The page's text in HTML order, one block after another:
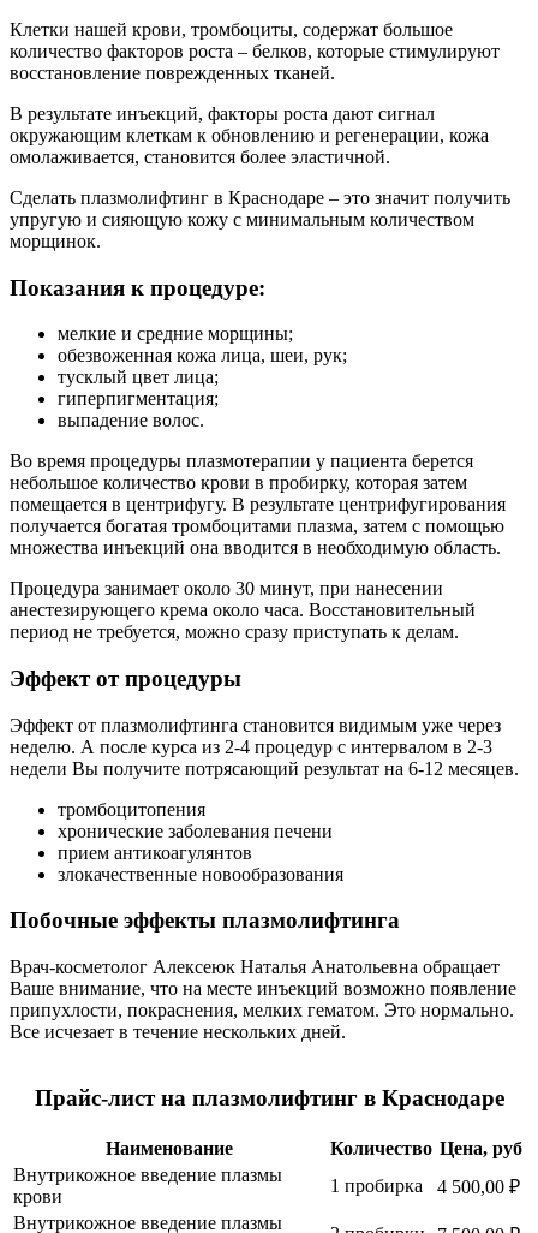
Клетки нашей крови, тромбоциты, содержат большое
количество факторов роста – белков, которые стимулируют
восстановление поврежденных тканей.
В результате инъекций, факторы роста дают сигнал
окружающим клеткам к обновлению и регенерации, кожа
омолаживается, становится более эластичной.
Сделать плазмолифтинг в Краснодаре – это значит получить
упругую и сияющую кожу с минимальным количеством
морщинок.
Показания к процедуре:
мелкие и средние морщины;
обезвоженная кожа лица, шеи, рук;
тусклый цвет лица;
гиперпигментация;
выпадение волос.
Во время процедуры плазмотерапии у пациента берется
небольшое количество крови в пробирку, которая затем
помещается в центрифугу. В результате центрифугирования
получается богатая тромбоцитами плазма, затем с помощью
множества инъекций она вводится в необходимую область.
Процедура занимает около 30 минут, при нанесении
анестезирующего крема около часа. Восстановительный
период не требуется, можно сразу приступать к делам.
Эффект от процедуры
Эффект от плазмолифтинга становится видимым уже через
неделю. А после курса из 2-4 процедур с интервалом в 2-3
недели Вы получите потрясающий результат на 6-12 месяцев.
тромбоцитопения
хронические заболевания печени
прием антикоагулянтов
злокачественные новообразования
Побочные эффекты плазмолифтинга
Врач-косметолог Алексеюк Наталья Анатольевна обращает
Ваше внимание, что на месте инъекций возможно появление
припухлости, покраснения, мелких гематом. Это нормально.
Все исчезает в течение нескольких дней.
Прайс-лист на плазмолифтинг в Краснодаре
Наименование Количество Цена, руб
Внутрикожное введение плазмы
крови
1 пробирка
4 500,00 ₽
Внутрикожное введение плазмы